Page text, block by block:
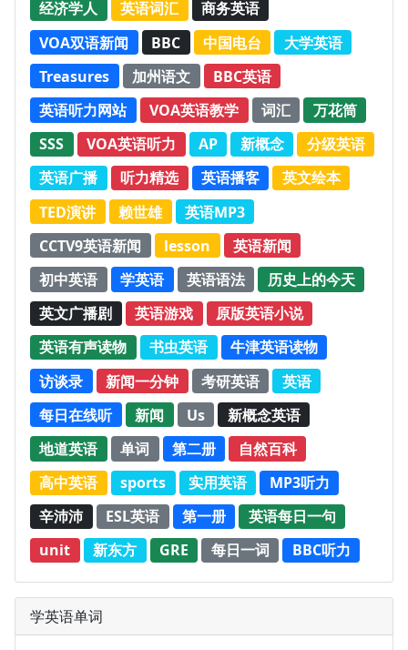
经济学人 英语词汇
商务英语
VOA双语新闻
BBC 中国电台
大学英语
Treasures
加州语文
BBC英语
英语听力网站
VOA英语教学 词汇
万花筒
SSS
VOA英语听力 AP 新概念
分级英语
英语广播
听力精选 英语播客
英文绘本
TED演讲
赖世雄
英语MP3
CCTV9英语新闻
lesson
英语新闻
初中英语
学英语 英语语法
历史上的今天
英文广播剧
英语游戏
原版英语小说
英语有声读物
书虫英语
牛津英语读物
访谈录
新闻一分钟 考研英语
英语
每日在线听
新闻 Us
新概念英语
地道英语
单词 第二册
自然百科
高中英语
sports 实用英语
MP3听力
辛沛沛
ESL英语 第一册
英语每日一句
unit
新东方 GRE 每日一词 BBC听力
学英语单词